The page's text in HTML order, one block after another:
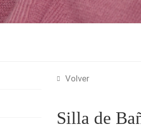
Volver
Silla de